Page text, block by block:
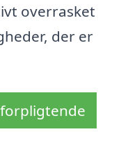
overrasket
der er